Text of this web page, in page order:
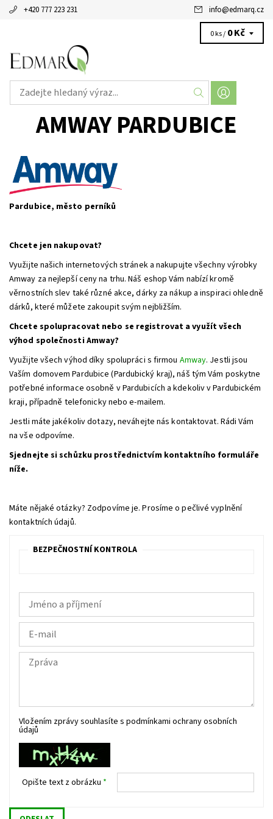
+420 777 223 231 info@edmarq.cz
0 ks / 0 Kč
AMWAY PARDUBICE
Pardubice, město perníků
Chcete jen nakupovat?
Využijte našich internetových stránek a nakupujte všechny výrobky
Amway za nejlepší ceny na trhu. Náš eshop Vám nabízí kromě
věrnostních slev také různé akce, dárky za nákup a inspiraci ohledně
dárků, které můžete zakoupit svým nejbližším.
Chcete spolupracovat nebo se registrovat a využít všech
výhod společnosti Amway?
Využijte všech výhod díky spolupráci s firmou Amway. Jestli jsou
Vaším domovem Pardubice (Pardubický kraj), náš tým Vám poskytne
potřebné informace osobně v Pardubicích a kdekoliv v Pardubickém
kraji, případně telefonicky nebo e-mailem.
Jestli máte jakékoliv dotazy, neváhejte nás kontaktovat. Rádi Vám
na vše odpovíme.
Sjednejte si schůzku prostřednictvím kontaktního formuláře
níže.
Máte nějaké otázky? Zodpovíme je. Prosíme o pečlivé vyplnění
kontaktních údajů.
BEZPEČNOSTNÍ KONTROLA
Vložením zprávy souhlasíte s podmínkami ochrany osobních
údajů
Opište text z obrázku